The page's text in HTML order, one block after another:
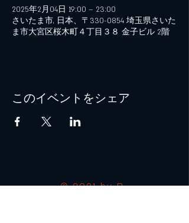
2025年2月04日 19:00 – 23:00
さいたま市, 日本、〒330-0854 埼玉県さいた
ま市大宮区桜木町４丁目３８ 金子ビル 2階
このイベントをシェア
© 2021 by B+